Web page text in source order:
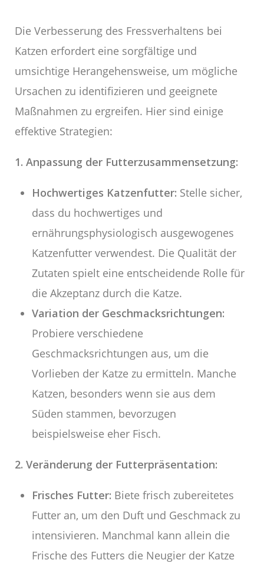
Die Verbesserung des Fressverhaltens bei
Katzen erfordert eine sorgfältige und
umsichtige Herangehensweise, um mögliche
Ursachen zu identifizieren und geeignete
Maßnahmen zu ergreifen. Hier sind einige
effektive Strategien:
1. Anpassung der Futterzusammensetzung:
Hochwertiges Katzenfutter: Stelle sicher,
dass du hochwertiges und
ernährungsphysiologisch ausgewogenes
Katzenfutter verwendest. Die Qualität der
Zutaten spielt eine entscheidende Rolle für
die Akzeptanz durch die Katze.
Variation der Geschmacksrichtungen:
Probiere verschiedene
Geschmacksrichtungen aus, um die
Vorlieben der Katze zu ermitteln. Manche
Katzen, besonders wenn sie aus dem
Süden stammen, bevorzugen
beispielsweise eher Fisch.
2. Veränderung der Futterpräsentation:
Frisches Futter: Biete frisch zubereitetes
Futter an, um den Duft und Geschmack zu
intensivieren. Manchmal kann allein die
Frische des Futters die Neugier der Katze